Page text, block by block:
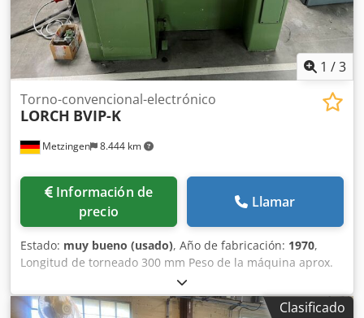
1 /3
Metzingen 8.444 km
Torno-convencional-electrónico
LORCH BVIP-K
Información de
precio
Llamar
Estado: muy bueno (usado), Año de fabricación: 1970,
Longitud de torneado 300 mm Peso de la máquina aprox.
0,4 t Crodjxmahlopfx Ah Usf ¡DESCRIPCIÓN SIGUE!
Clasificado